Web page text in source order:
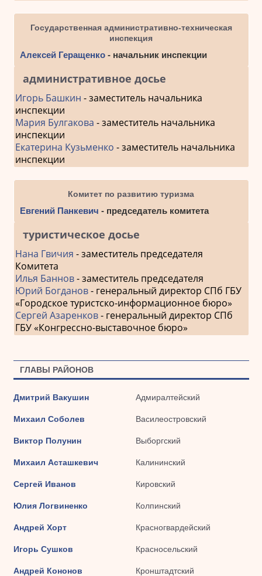
Государственная административно-техническая
инспекция
Алексей Геращенко- начальник инспекции
административное досье
Игорь Башкин - заместитель начальника
инспекции
Мария Булгакова - заместитель начальника
инспекции
Екатерина Кузьменко - заместитель начальника
инспекции
Комитет по развитию туризма
Евгений Панкевич - председатель комитета
туристическое досье
Нана Гвичия - заместитель председателя
Комитета
Илья Баннов- заместитель председателя
Юрий Богданов- генеральный директор СПб ГБУ
«Городское туристско-информационное бюро»
Сергей Азаренков- генеральный директор СПб
ГБУ «Конгрессно-выставочное бюро»
ГЛАВЫ РАЙОНОВ
Дмитрий Вакушин Адмиралтейский
Михаил Соболев Василеостровский
Виктор Полунин Выборгский
Михаил Асташкевич Калининский
Сергей Иванов Кировский
Юлия Логвиненко Колпинский
Андрей Хорт Красногвардейский
Игорь Сушков Красносельский
Андрей Кононов Кронштадтский